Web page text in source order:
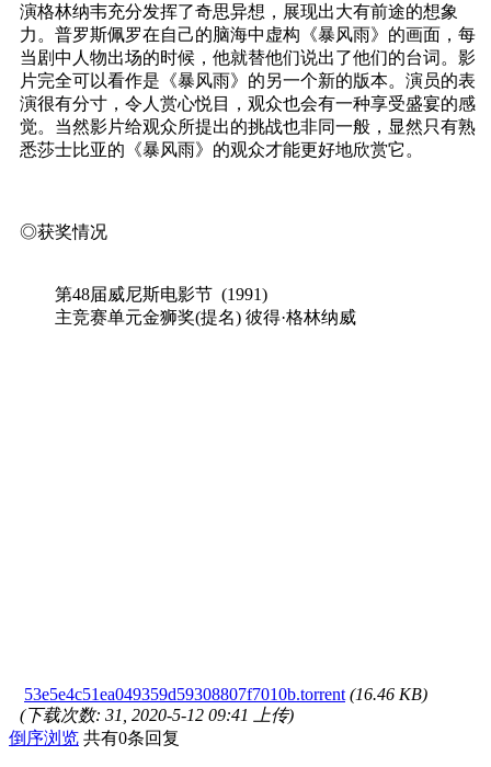
演格林纳韦充分发挥了奇思异想，展现出大有前途的想象
力。普罗斯佩罗在自己的脑海中虚构《暴风雨》的画面，每
当剧中人物出场的时候，他就替他们说出了他们的台词。影
片完全可以看作是《暴风雨》的另一个新的版本。演员的表
演很有分寸，令人赏心悦目，观众也会有一种享受盛宴的感
觉。当然影片给观众所提出的挑战也非同一般，显然只有熟
悉莎士比亚的《暴风雨》的观众才能更好地欣赏它。
◎获奖情况
第48届威尼斯电影节 (1991)
主竞赛单元金狮奖(提名) 彼得·格林纳威
53e5e4c51ea049359d59308807f7010b.torrent (16.46 KB)
(下载次数: 31, 2020-5-12 09:41 上传)
倒序浏览 共有0条回复